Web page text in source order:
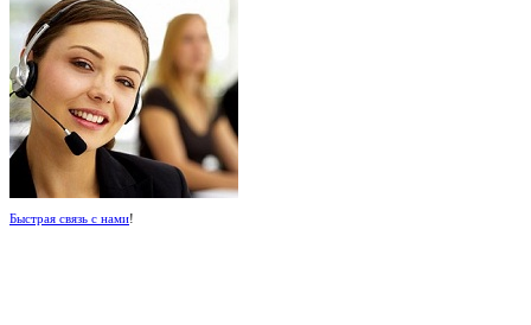
Быстрая связь с нами!